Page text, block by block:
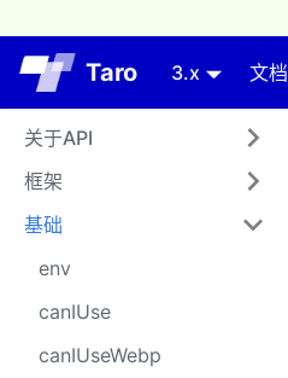
Taro 3.x 文档
关于API
框架
基础
env
canIUse
canIUseWebp